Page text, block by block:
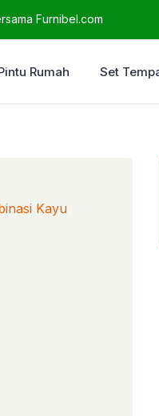
Furnibel.com
Rumah Set